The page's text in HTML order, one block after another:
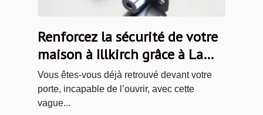
Renforcez la sécurité de votre
maison à Illkirch grâce à La
Compagnie des Serruriers
Vous êtes-vous déjà retrouvé devant votre
porte, incapable de l’ouvrir, avec cette
vague...